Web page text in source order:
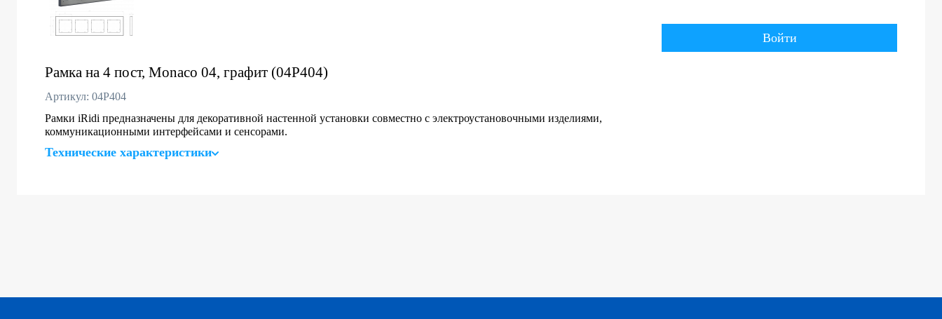
Рамка на 4 пост, Monaco 04, графит (04P404)
Артикул: 04P404
Рамки iRidi предназначены для декоративной настенной установки совместно с электроустановочными изделиями,
коммуникационными интерфейсами и сенсорами.
Технические характеристики
Войти